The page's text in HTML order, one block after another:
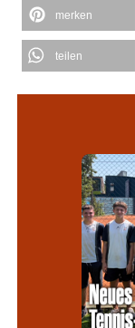
merken
teilen